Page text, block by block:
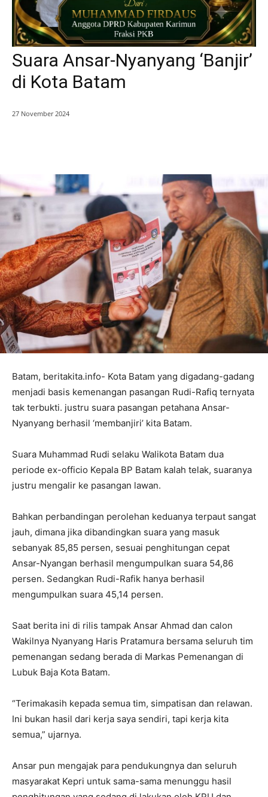
Suara Ansar-Nyanyang ‘Banjir’
di Kota Batam
27 November 2024
Batam, beritakita.info- Kota Batam yang digadang-gadang
menjadi basis kemenangan pasangan Rudi-Rafiq ternyata
tak terbukti. justru suara pasangan petahana Ansar-
Nyanyang berhasil ‘membanjiri’ kita Batam.
Suara Muhammad Rudi selaku Walikota Batam dua
periode ex-officio Kepala BP Batam kalah telak, suaranya
justru mengalir ke pasangan lawan.
Bahkan perbandingan perolehan keduanya terpaut sangat
jauh, dimana jika dibandingkan suara yang masuk
sebanyak 85,85 persen, sesuai penghitungan cepat
Ansar-Nyangan berhasil mengumpulkan suara 54,86
persen. Sedangkan Rudi-Rafik hanya berhasil
mengumpulkan suara 45,14 persen.
Saat berita ini di rilis tampak Ansar Ahmad dan calon
Wakilnya Nyanyang Haris Pratamura bersama seluruh tim
pemenangan sedang berada di Markas Pemenangan di
Lubuk Baja Kota Batam.
“Terimakasih kepada semua tim, simpatisan dan relawan.
Ini bukan hasil dari kerja saya sendiri, tapi kerja kita
semua,” ujarnya.
Ansar pun mengajak para pendukungnya dan seluruh
masyarakat Kepri untuk sama-sama menunggu hasil